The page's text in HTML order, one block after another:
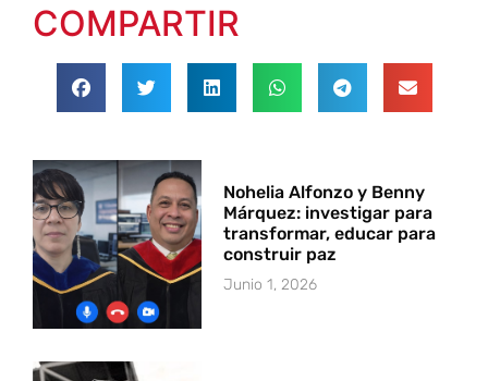
COMPARTIR
Nohelia Alfonzo y Benny
Márquez: investigar para
transformar, educar para
construir paz
Junio 1, 2026